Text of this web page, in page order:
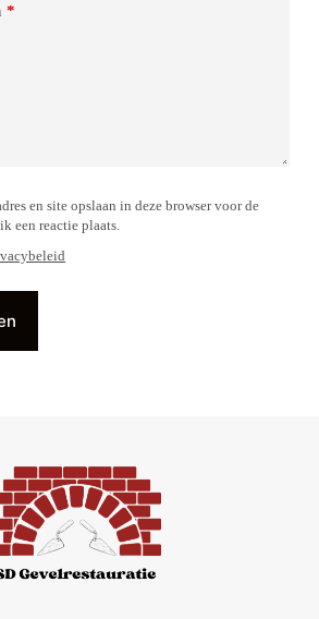
*
en site opslaan in deze browser voor de
een reactie plaats.